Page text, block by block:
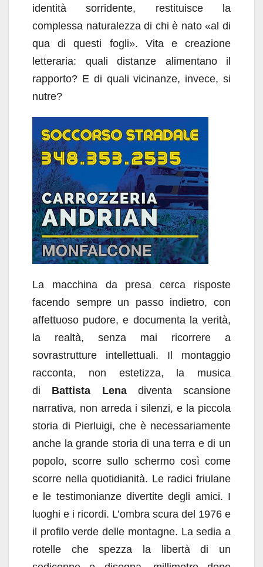
identità sorridente, restituisce la
complessa naturalezza di chi è nato «al di
qua di questi fogli». Vita e creazione
letteraria: quali distanze alimentano il
rapporto? E di quali vicinanze, invece, si
nutre?
La macchina da presa cerca risposte
facendo sempre un passo indietro, con
affettuoso pudore, e documenta la verità,
la realtà, senza mai ricorrere a
sovrastrutture intellettuali. Il montaggio
racconta, non estetizza, la musica
di Battista Lenadiventa scansione
narrativa, non arreda i silenzi, e la piccola
storia di Pierluigi, che è necessariamente
anche la grande storia di una terra e di un
popolo, scorre sullo schermo così come
scorre nella quotidianità. Le radici friulane
e le testimonianze divertite degli amici. I
luoghi e i ricordi. L’ombra scura del 1976 e
il profilo verde delle montagne. La sedia a
rotelle che spezza la libertà di un